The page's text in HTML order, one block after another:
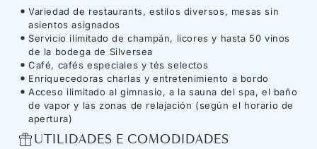
Variedad de restaurants, estilos diversos, mesas sin
asientos asignados
Servicio ilimitado de champán, licores y hasta 50 vinos
de la bodega de Silversea
Café, cafés especiales y tés selectos
Enriquecedoras charlas y entretenimiento a bordo
Acceso ilimitado al gimnasio, a la sauna del spa, el baño
de vapor y las zonas de relajación (según el horario de
apertura)
UTILIDADES E COMODIDADES